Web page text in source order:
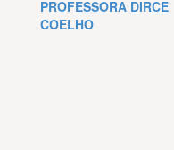
PROFESSORA DIRCE
COELHO